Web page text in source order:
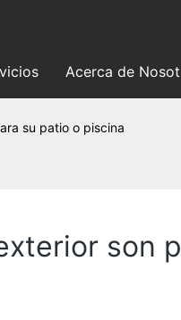
Acerca de
su patio o piscina
son